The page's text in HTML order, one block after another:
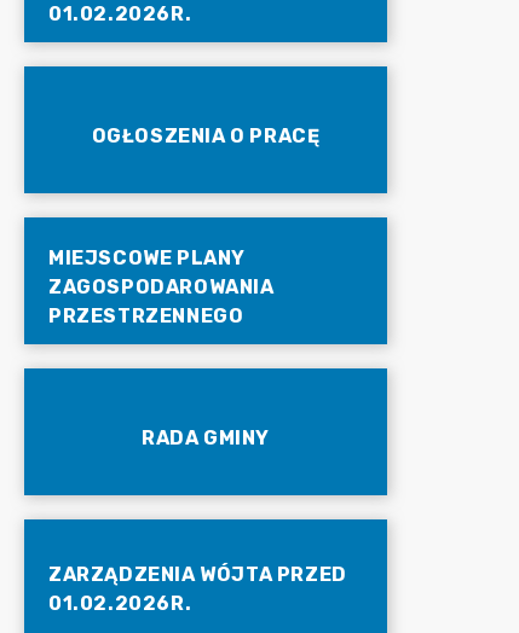
01.02.2026R.
OGŁOSZENIA O PRACĘ
MIEJSCOWE PLANY
ZAGOSPODAROWANIA
PRZESTRZENNEGO
RADA GMINY
ZARZĄDZENIA WÓJTA PRZED
01.02.2026R.